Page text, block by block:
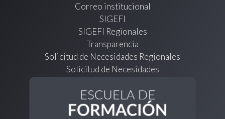
Correo institucional
SIGEFI
SIGEFI Regionales
Transparencia
Solicitud de Necesidades Regionales
Solicitud de Necesidades